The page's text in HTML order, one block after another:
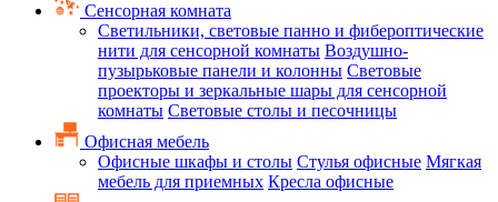
Сенсорная комната
Светильники, световые панно и фибероптические
нити для сенсорной комнаты Воздушно-
пузырьковые панели и колонны Световые
проекторы и зеркальные шары для сенсорной
комнаты Световые столы и песочницы
Офисная мебель
Офисные шкафы и столы Стулья офисные Мягкая
мебель для приемных Кресла офисные